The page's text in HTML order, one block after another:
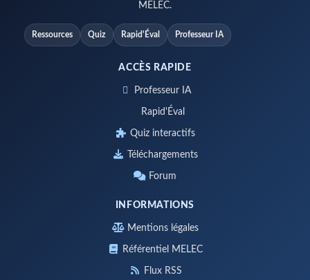
MELEC.
Ressources Quiz Rapid'Éval Professeur IA
ACCÈS RAPIDE
Professeur IA
Rapid'Éval
Quiz interactifs
Téléchargements
Forum
INFORMATIONS
Mentions légales
Référentiel MELEC
Flux RSS